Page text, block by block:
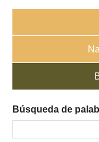
Búsqueda de